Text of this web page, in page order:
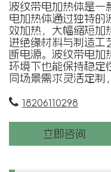
波纹带电加热体是一
电加热体通过独特的
效加热，大幅缩短加
进绝缘材料与制造工
断电源。波纹带电加
环境下也能保持稳定
同场景需求灵活定制
18206110298
立即咨询